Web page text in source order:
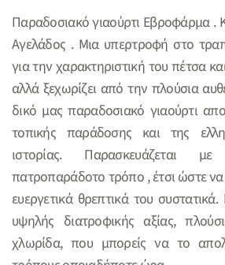
Παραδοσιακό γιαούρτι Εβροφάρμα .
Αγελάδος . Μια υπερτροφή στο
για την χαρακτηριστική του πέτσα
αλλά ξεχωρίζει από την πλούσια
δικό μας παραδοσιακό γιαούρτι
τοπικής παράδοσης και της
ιστορίας. Παρασκευάζεται
πατροπαράδοτο τρόπο , έτσι ώστε να
ευεργετικά θρεπτικά του
υψηλής διατροφικής αξίας,
χλωρίδα, που μπορείς να το